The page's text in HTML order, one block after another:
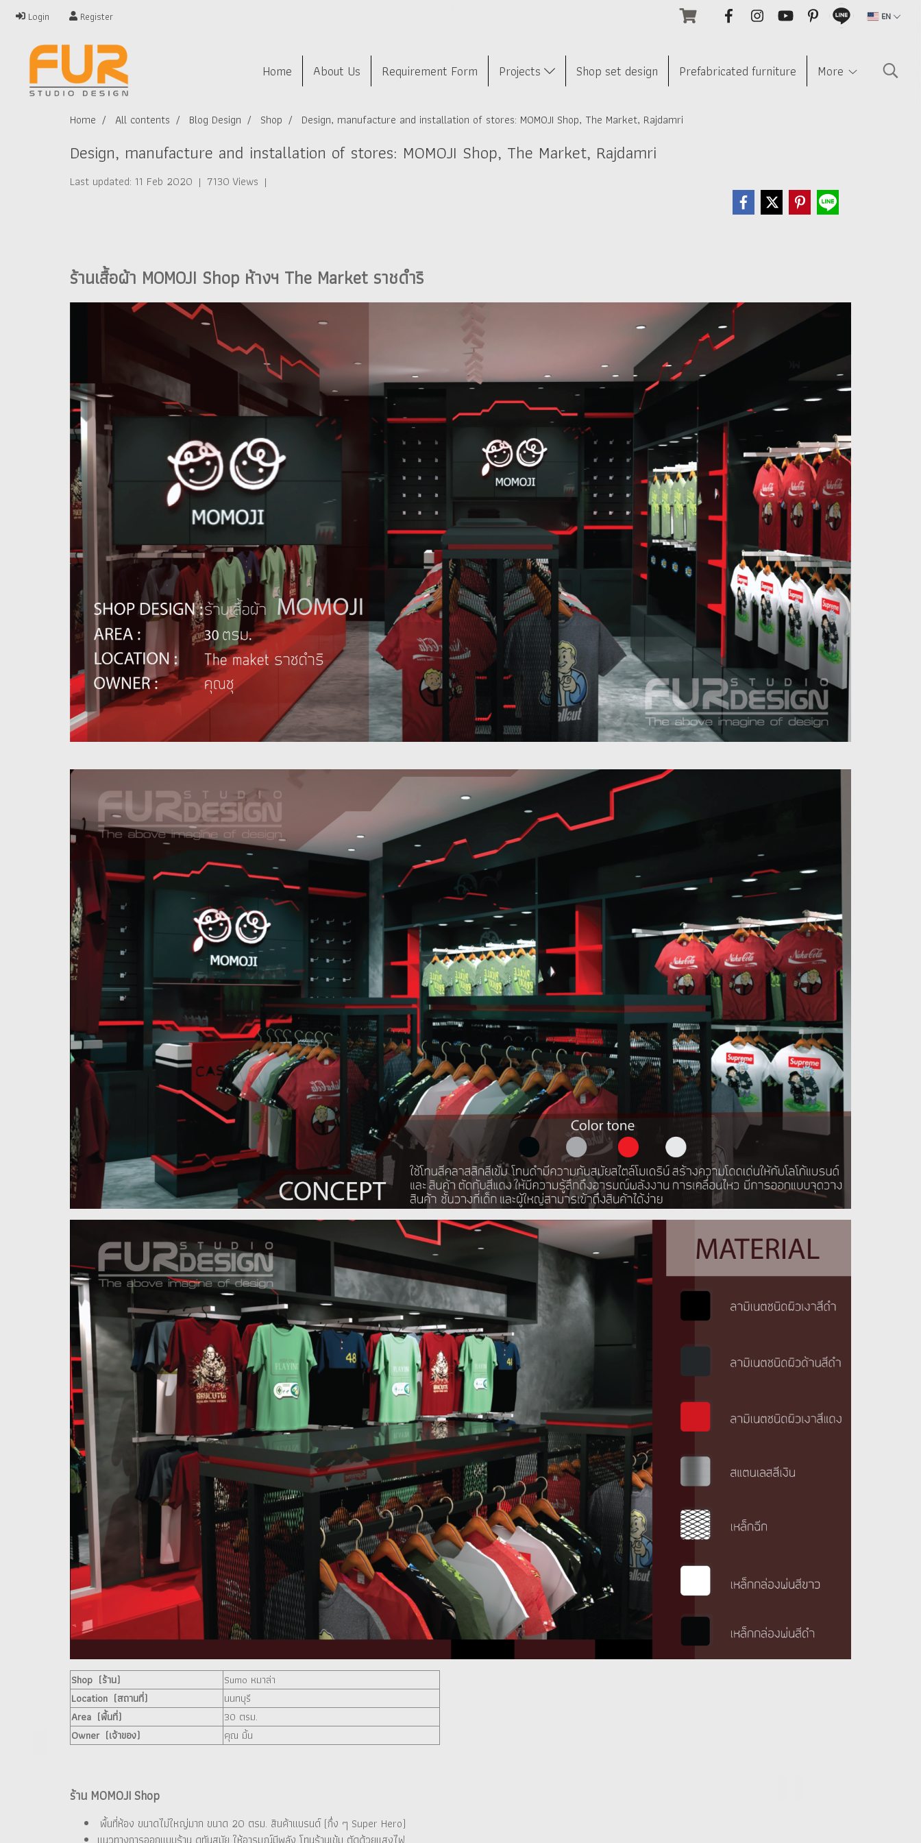
Login Register EN
Home About Us Requirement Form Projects Shop set design Prefabricated furniture More
Home All contents Blog Design Shop Design, manufacture and installation of stores: MOMOJI Shop, The Market, Rajdamri
Design, manufacture and installation of stores: MOMOJI Shop, The Market, Rajdamri
Last updated: 11 Feb 2020 | 7130 Views |
ร้านเสื้อผ้า MOMOJI Shop ห้างฯ The Market ราชดำริ
Shop (ร้าน)
Sumo หมาล่า
Location (สถานที่)
นนทบุรี
Area (พื้นที่)
30 ตรม.
Owner (เจ้าของ)
คุณ มิ้น
ร้าน MOMOJI Shop
พื้นที่ห้อง ขนาดไม่ใหญ่มาก ขนาด 20 ตรม. สินค้าแบรนด์ (กึ่ง ๆ Super Hero)